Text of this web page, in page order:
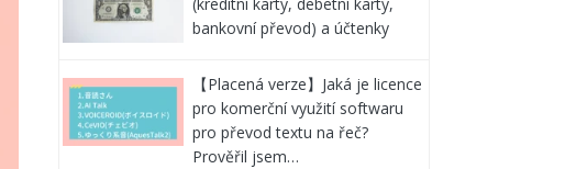
bankovní převod) a účtenky
【Placená verze】Jaká je licence
pro komerční využití softwaru
pro převod textu na řeč?
Prověřil jsem…